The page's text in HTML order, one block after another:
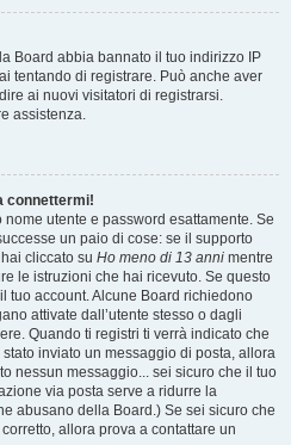
Board abbia bannato il tuo indirizzo IP
tentando di registrare. Può anche aver
ai nuovi visitatori di registrarsi.
assistenza.
connettermi!
utente e password esattamente. Se
un paio di cose: se il supporto
cliccato su Ho meno di 13 anni mentre
le istruzioni che hai ricevuto. Se questo
tuo account. Alcune Board richiedono
attivate dall’utente stesso o dagli
Quando ti registri ti verrà indicato che
inviato un messaggio di posta, allora
nessun messaggio... sei sicuro che il tuo
via posta serve a ridurre la
abusano della Board.) Se sei sicuro che
allora prova a contattare un